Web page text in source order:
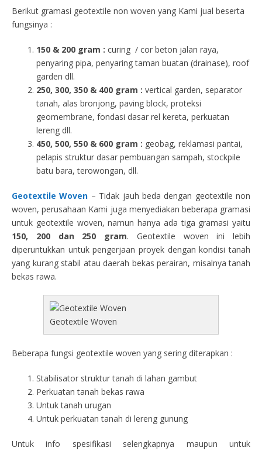
Berikut gramasi geotextile non woven yang Kami jual beserta
fungsinya :
150 & 200 gram : curing / cor beton jalan raya,
penyaring pipa, penyaring taman buatan (drainase), roof
garden dll.
250, 300, 350 & 400 gram : vertical garden, separator
tanah, alas bronjong, paving block, proteksi
geomembrane, fondasi dasar rel kereta, perkuatan
lereng dll.
450, 500, 550 & 600 gram : geobag, reklamasi pantai,
pelapis struktur dasar pembuangan sampah, stockpile
batu bara, terowongan, dll.
Geotextile Woven – Tidak jauh beda dengan geotextile non
woven, perusahaan Kami juga menyediakan beberapa gramasi
untuk geotextile woven, namun hanya ada tiga gramasi yaitu
150, 200 dan 250 gram. Geotextile woven ini lebih
diperuntukkan untuk pengerjaan proyek dengan kondisi tanah
yang kurang stabil atau daerah bekas perairan, misalnya tanah
bekas rawa.
Geotextile Woven
Beberapa fungsi geotextile woven yang sering diterapkan :
Stabilisator struktur tanah di lahan gambut
Perkuatan tanah bekas rawa
Untuk tanah urugan
Untuk perkuatan tanah di lereng gunung
Untuk info spesifikasi selengkapnya maupun untuk